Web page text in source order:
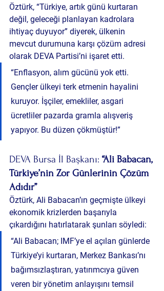
Öztürk, “Türkiye, artık günü kurtaran
değil, geleceği planlayan kadrolara
ihtiyaç duyuyor” diyerek, ülkenin
mevcut durumuna karşı çözüm adresi
olarak DEVA Partisi’ni işaret etti.
“Enflasyon, alım gücünü yok etti.
Gençler ülkeyi terk etmenin hayalini
kuruyor. İşçiler, emekliler, asgari
ücretliler pazarda gramla alışveriş
yapıyor. Bu düzen çökmüştür!”
DEVA Bursa İl Başkanı: “Ali Babacan,
Türkiye’nin Zor Günlerinin Çözüm
Adıdır”
Öztürk, Ali Babacan’ın geçmişte ülkeyi
ekonomik krizlerden başarıyla
çıkardığını hatırlatarak şunları söyledi:
“Ali Babacan; IMF’ye el açılan günlerde
Türkiye’yi kurtaran, Merkez Bankası’nı
bağımsızlaştıran, yatırımcıya güven
veren bir yönetim anlayışını temsil